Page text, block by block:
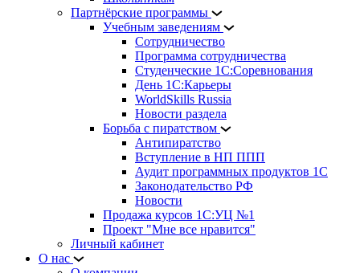
Партнёрские программы
Учебным заведениям
Сотрудничество
Программа сотрудничества
Студенческие 1С:Соревнования
День 1С:Карьеры
WorldSkills Russia
Новости раздела
Борьба с пиратством
Антипиратство
Вступление в НП ППП
Аудит программных продуктов 1С
Законодательство РФ
Новости
Продажа курсов 1С:УЦ №1
Проект "Мне все нравится"
Личный кабинет
О нас